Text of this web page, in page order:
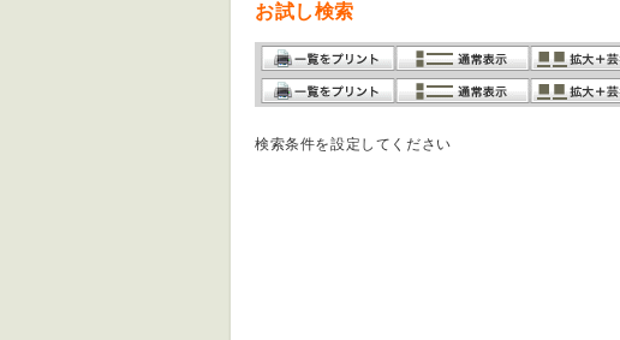
お試し検索
検索条件を設定してください